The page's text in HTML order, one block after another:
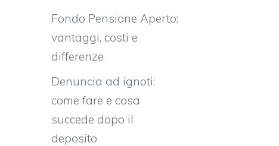
Fondo Pensione Aperto:
vantaggi, costi e
differenze
Denuncia ad ignoti:
come fare e cosa
succede dopo il
deposito